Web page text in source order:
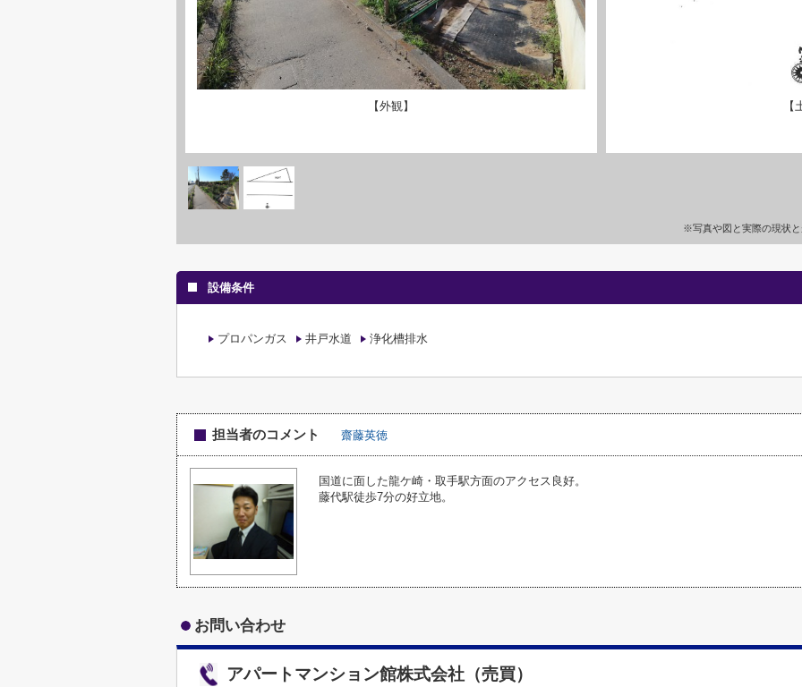
【外観】 【
※写真や図と実際の現状
設備条件
プロパンガス 井戸水道 浄化槽排水
担当者のコメント 齋藤英徳
国道に面した龍ケ崎・取手駅方面のアクセス良好。
藤代駅徒歩7分の好立地。
お問い合わせ
アパートマンション館株式会社（売買）